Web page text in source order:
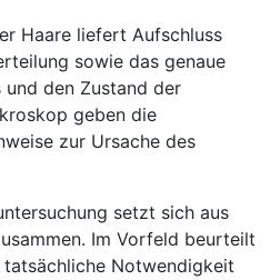
Haare liefert Aufschluss
sowie das genaue
und den Zustand der
geben die
zur Ursache des
setzt sich aus
Im Vorfeld beurteilt
Notwendigkeit